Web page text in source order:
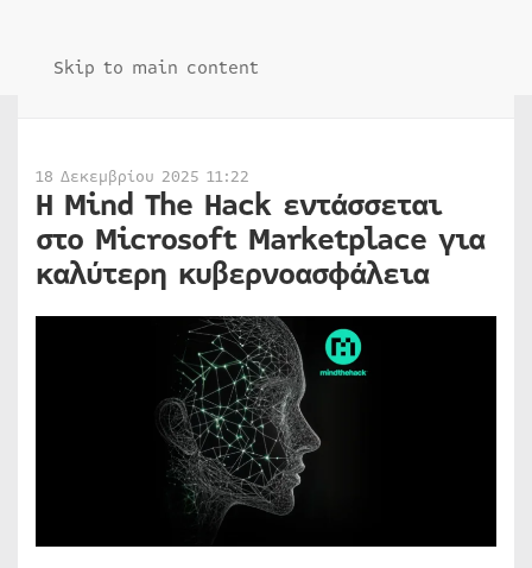
Skip to main content
18 Δεκεμβρίου 2025 11:22
Η Mind The Hack εντάσσεται
στο Microsoft Marketplace για
καλύτερη κυβερνοασφάλεια